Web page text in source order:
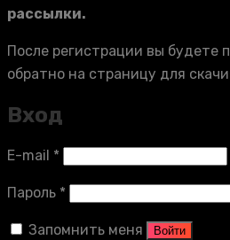
рассылки.
После регистрации вы будете
обратно на страницу для
Вход
E-mail *
Пароль *
Запомнить меня Войти